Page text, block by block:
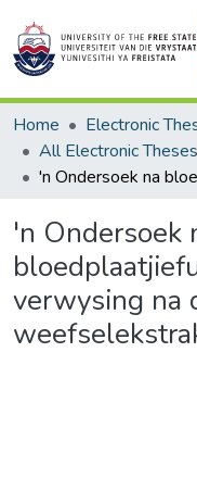
Home
'n Ondersoek
verwysing na